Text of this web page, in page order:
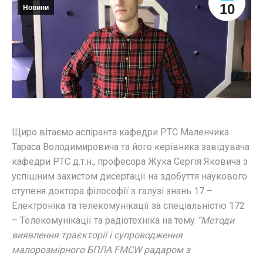
10
Новини
Щиро вітаємо аспіранта кафедри РТС Маленчика
Тараса Володимировича та його керівника завідувача
кафедри РТС д.т.н., професора Жука Сергія Яковича з
успішним захистом дисертації на здобуття наукового
ступеня доктора філософії з галузі знань 17 –
Електроніка та телекомунікації за спеціальністю 172
– Телекомунікації та радіотехніка на тему “Методи
виявлення траєкторії і супроводження
малорозмірного БПЛА FMCW радаром з